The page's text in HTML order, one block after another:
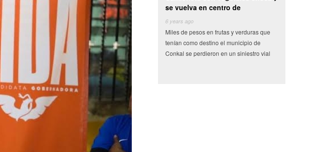
en Susulá
Lionel V.A., reportado por sus
como desaparecido la tarde del
sábado 26 y hallado el martes 29,
se vuelva en centro de
6 years ago
Miles de pesos en frutas y verduras que
tenían como destino el municipio de
Conkal se perdieron en un siniestro vial
automóvil para después
Tras una persecución, elementos de la
Secretaría de Seguridad Publica (SSP)
detuvieron a un sujeto que en estado de